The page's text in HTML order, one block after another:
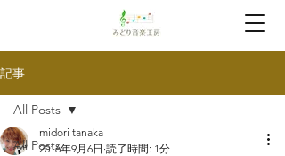
記事
All Posts
All Posts
midori tanaka
2016年9月6日 読了時間: 1分